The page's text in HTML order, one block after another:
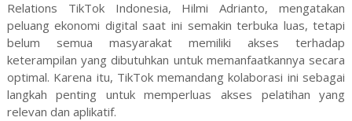
Relations TikTok Indonesia, Hilmi Adrianto, mengatakan
peluang ekonomi digital saat ini semakin terbuka luas, tetapi
belum semua masyarakat memiliki akses terhadap
keterampilan yang dibutuhkan untuk memanfaatkannya secara
optimal. Karena itu, TikTok memandang kolaborasi ini sebagai
langkah penting untuk memperluas akses pelatihan yang
relevan dan aplikatif.